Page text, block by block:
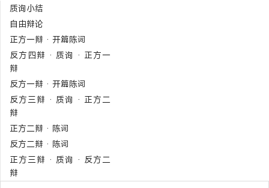
质询小结
自由辩论
正方一辩 · 开篇陈词
反方四辩 · 质询 · 正方一
辩
反方一辩 · 开篇陈词
反方三辩 · 质询 · 正方二
辩
正方二辩 · 陈词
反方二辩 · 陈词
正方三辩 · 质询 · 反方二
辩